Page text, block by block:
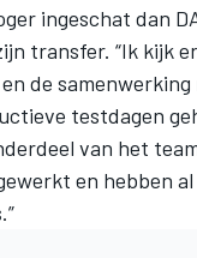
ingeschat dan
transfer. “Ik kijk
de
testdagen
van het
en hebben